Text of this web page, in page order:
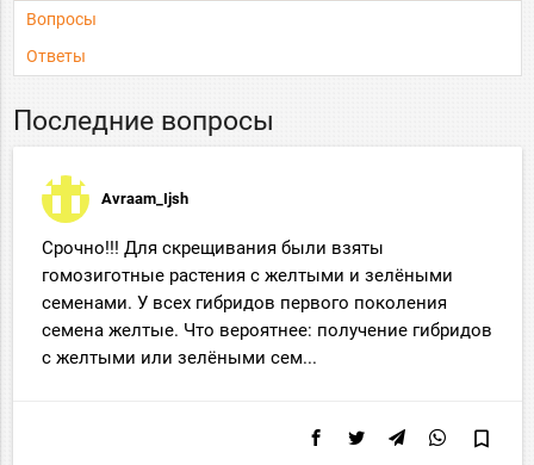
Вопросы
Ответы
Последние вопросы
Avraam_Ijsh
Срочно!!! Для скрещивания были взяты
гомозиготные растения с желтыми и зелёными
семенами. У всех гибридов первого поколения
семена желтые. Что вероятнее: получение гибридов
с желтыми или зелёными сем...
bookmark_border